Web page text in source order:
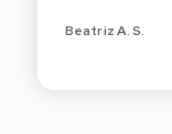
Beatriz A. S.